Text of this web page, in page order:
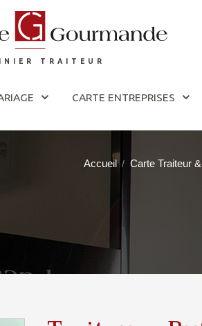
TRAITEUR
CARTE ENTREPRISES
Accueil / Carte Traiteur